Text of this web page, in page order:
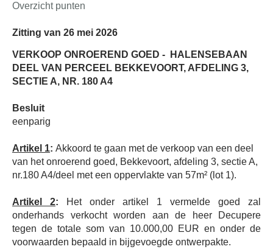
Overzicht punten
Zitting van 26 mei 2026
VERKOOP ONROEREND GOED -
HALENSEBAAN
DEEL VAN PERCEEL BEKKEVOORT, AFDELING 3,
SECTIE A, NR. 180 A4
Besluit
eenparig
Artikel 1: Akkoord te gaan met de verkoop van een deel
van het onroerend goed, Bekkevoort, afdeling 3, sectie A,
nr.180 A4/deel met een oppervlakte van 57m² (lot 1).
Artikel 2: Het onder artikel 1 vermelde goed zal
onderhands verkocht worden aan de heer Decupere
tegen de totale som van 10.000,00 EUR en onder de
voorwaarden bepaald in bijgevoegde ontwerpakte.